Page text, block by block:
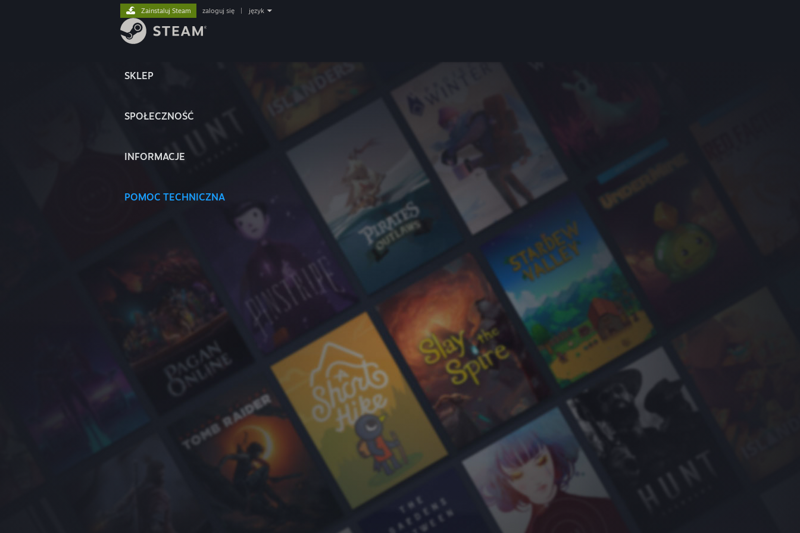
SKLEP
SPOŁECZNOŚĆ
INFORMACJE
POMOC TECHNICZNA
Zainstaluj Steam zaloguj się język